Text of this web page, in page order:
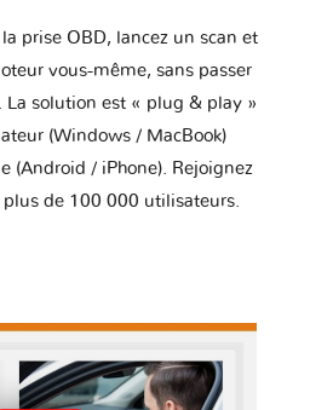
prise OBD, lancez un scan et
vous-même, sans passer
La solution est « plug & play »
(Windows / MacBook)
(Android / iPhone). Rejoignez
de 100 000 utilisateurs.